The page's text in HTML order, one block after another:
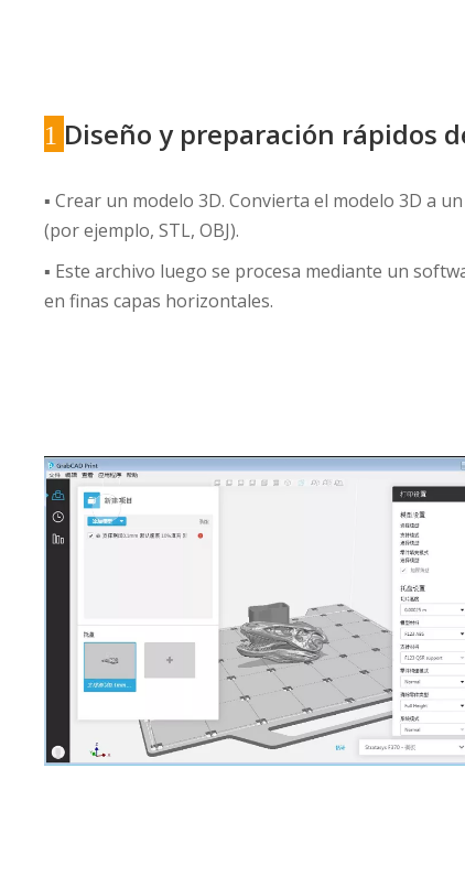
1 Diseño y preparación rápidos
▪ Crear un modelo 3D. Convierta el modelo 3D a
(por ejemplo, STL, OBJ).
▪ Este archivo luego se procesa mediante un
en finas capas horizontales.